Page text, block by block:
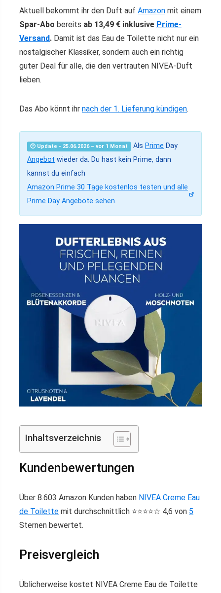
Aktuell bekommt ihr den Duft auf Amazon mit einem
Spar-Abo bereits ab 13,49 € inklusive Prime-
Versand. Damit ist das Eau de Toilette nicht nur ein
nostalgischer Klassiker, sondern auch ein richtig
guter Deal für alle, die den vertrauten NIVEA-Duft
lieben.
Das Abo könnt ihr nach der 1. Lieferung kündigen.
🕐 Update - 25.06.2026 – vor 1 Monat Als Prime Day
Angebot wieder da. Du hast kein Prime, dann
kannst du einfach
Amazon Prime 30 Tage kostenlos testen und alle
Prime Day Angebote sehen.
Inhaltsverzeichnis
Kundenbewertungen
Über 8.603 Amazon Kunden haben NIVEA Creme Eau
de Toilette mit durchschnittlich ⭐️⭐️⭐️⭐️☆ 4,6 von 5
Sternen bewertet.
Preisvergleich
Üblicherweise kostet NIVEA Creme Eau de Toilette